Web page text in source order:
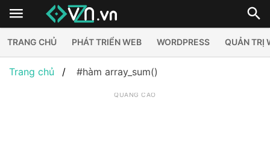
TRANG CHỦ PHÁT TRIỂN WEB WORDPRESS QUẢN TRỊ
Trang chủ #hàm array_sum()
QUẢNG CÁO